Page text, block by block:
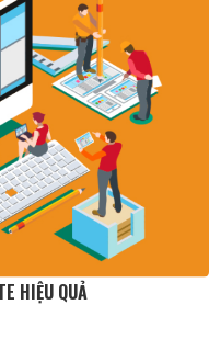
HIỆU QUẢ